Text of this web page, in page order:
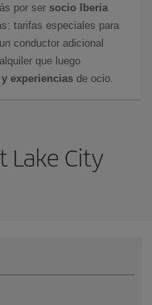
por ser socio Iberia
tarifas especiales para
conductor adicional
que luego
experiencias de ocio.
Lake City